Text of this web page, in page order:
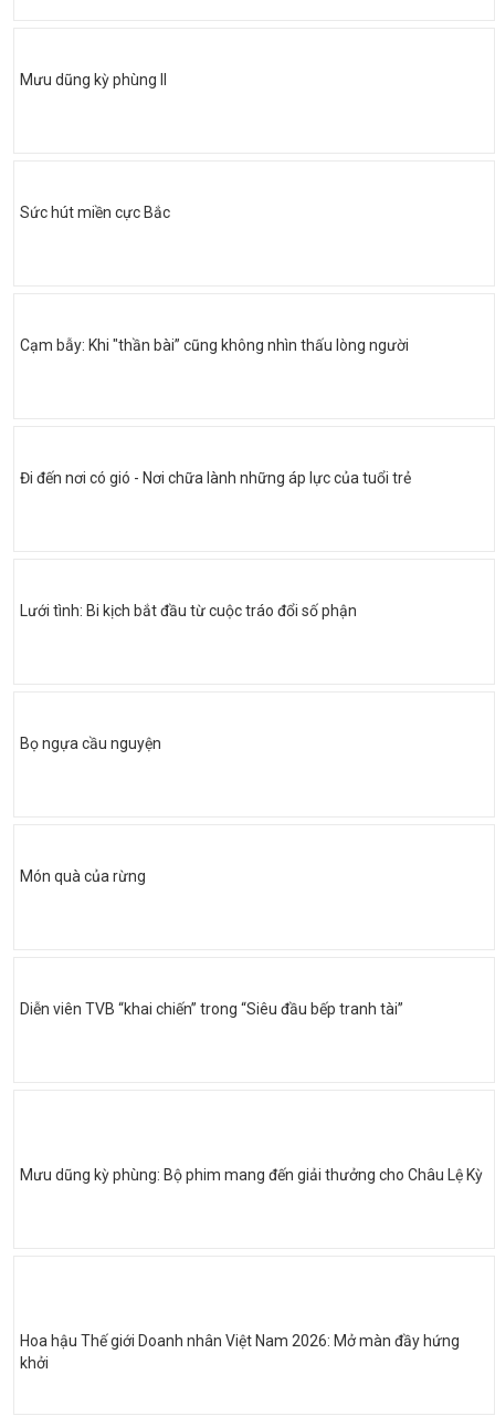
Mưu dũng kỳ phùng II
Sức hút miền cực Bắc
Cạm bẫy: Khi "thần bài” cũng không nhìn thấu lòng người
Đi đến nơi có gió - Nơi chữa lành những áp lực của tuổi trẻ
Lưới tình: Bi kịch bắt đầu từ cuộc tráo đổi số phận
Bọ ngựa cầu nguyện
Món quà của rừng
Diễn viên TVB “khai chiến” trong “Siêu đầu bếp tranh tài”
Mưu dũng kỳ phùng: Bộ phim mang đến giải thưởng cho Châu Lệ Kỳ
Hoa hậu Thế giới Doanh nhân Việt Nam 2026: Mở màn đầy hứng
khởi